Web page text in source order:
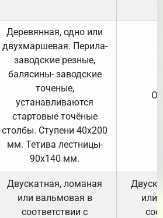
Деревянная, одно или
двухмаршевая. Перила-
заводские резные,
балясины- заводские
точеные,
устанавливаются
стартовые точёные
столбы. Ступени 40х200
мм. Тетива лестницы-
90х140 мм.
Двускатная, ломаная
или вальмовая в
соответствии с
или